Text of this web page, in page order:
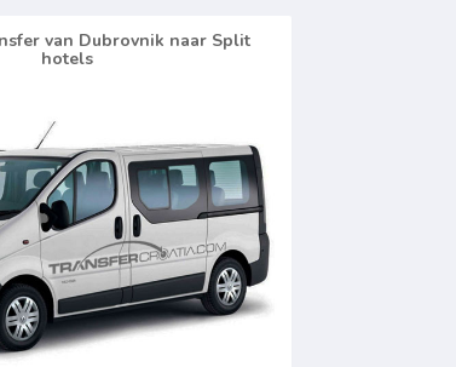
van Dubrovnik naar Split
hotels